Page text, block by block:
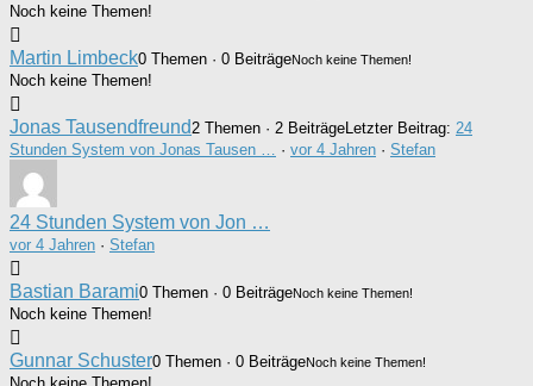
Noch keine Themen!
Martin Limbeck0 Themen · 0 BeiträgeNoch keine Themen!
Noch keine Themen!
Jonas Tausendfreund 2 Themen · 2 BeiträgeLetzter Beitrag: 24
Stunden System von Jonas Tausen …
· vor 4 Jahren · Stefan
24 Stunden System von Jon …
vor 4 Jahren · Stefan
Bastian Barami0 Themen · 0 BeiträgeNoch keine Themen!
Noch keine Themen!
Gunnar Schuster0 Themen · 0 BeiträgeNoch keine Themen!
Noch keine Themen!